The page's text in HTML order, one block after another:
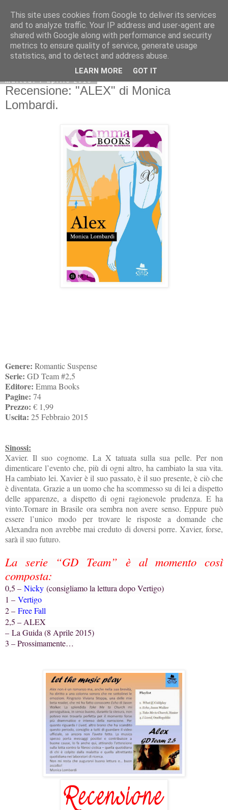
martedì 7 aprile 2015
Recensione: "ALEX" di Monica
Lombardi.
Genere: Romantic Suspense
Serie: GD Team #2,5
Editore: Emma Books
Pagine: 74
Prezzo: € 1,99
Uscita: 25 Febbraio 2015
Sinossi:
Xavier. Il suo cognome. La X tatuata sulla sua pelle. Per non
dimenticare l’evento che, più di ogni altro, ha cambiato la sua vita.
Ha cambiato lei. Xavier è il suo passato, è il suo presente, è ciò che
è diventata. Grazie a un uomo che ha scommesso su di lei a dispetto
delle apparenze, a dispetto di ogni ragionevole prudenza. E ha
vinto.Tornare in Brasile ora sembra non avere senso. Eppure può
essere l’unico modo per trovare le risposte a domande che
Alexandra non avrebbe mai creduto di doversi porre. Xavier, forse,
sarà il suo futuro.
La serie “GD Team” è al momento così
composta:
0,5 – Nicky (consigliamo la lettura dopo Vertigo)
1 – Vertigo
2 – Free Fall
2,5 – ALEX
– La Guida (8 Aprile 2015)
3 – Prossimamente…
This site uses cookies from Google to deliver its services
and to analyze traffic. Your IP address and user-agent are
shared with Google along with performance and security
metrics to ensure quality of service, generate usage
statistics, and to detect and address abuse.
LEARN MORE GOT IT